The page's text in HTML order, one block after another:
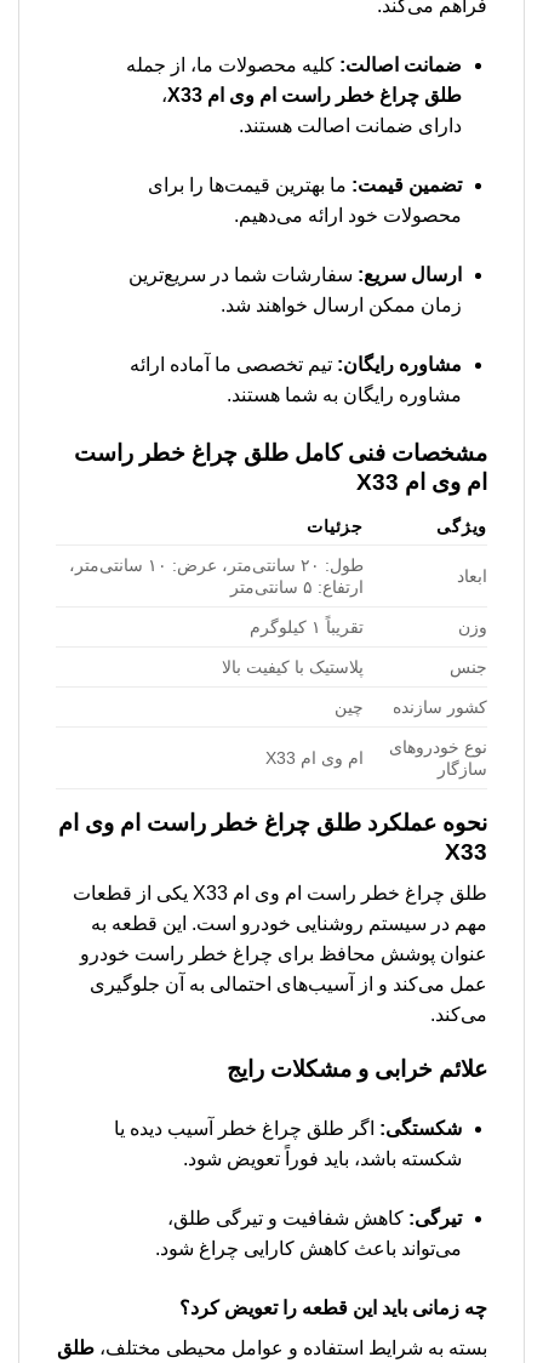
فراهم می‌کند.
ضمانت اصالت: کلیه محصولات ما، از جمله
طلق چراغ خطر راست ام وی ام X33
،
دارای ضمانت اصالت هستند.
تضمین قیمت: ما بهترین قیمت‌ها را برای
محصولات خود ارائه می‌دهیم.
ارسال سریع: سفارشات شما در سریع‌ترین
زمان ممکن ارسال خواهند شد.
مشاوره رایگان: تیم تخصصی ما آماده ارائه
مشاوره رایگان به شما هستند.
مشخصات فنی کامل طلق چراغ خطر راست
ام وی ام X33
ویژگی جزئیات
ابعاد
طول: ۲۰ سانتی‌متر، عرض: ۱۰ سانتی‌متر،
ارتفاع: ۵ سانتی‌متر
وزن تقریباً ۱ کیلوگرم
جنس پلاستیک با کیفیت بالا
کشور سازنده چین
نوع خودروهای
سازگار
ام وی ام X33
نحوه عملکرد طلق چراغ خطر راست ام وی ام
X33
طلق چراغ خطر راست ام وی ام X33 یکی از قطعات
مهم در سیستم روشنایی خودرو است. این قطعه به
عنوان پوشش محافظ برای چراغ خطر راست خودرو
عمل می‌کند و از آسیب‌های احتمالی به آن جلوگیری
می‌کند.
علائم خرابی و مشکلات رایج
شکستگی: اگر طلق چراغ خطر آسیب دیده یا
شکسته باشد، باید فوراً تعویض شود.
تیرگی: کاهش شفافیت و تیرگی طلق،
می‌تواند باعث کاهش کارایی چراغ شود.
چه زمانی باید این قطعه را تعویض کرد؟
بسته به شرایط استفاده و عوامل محیطی مختلف، طلق